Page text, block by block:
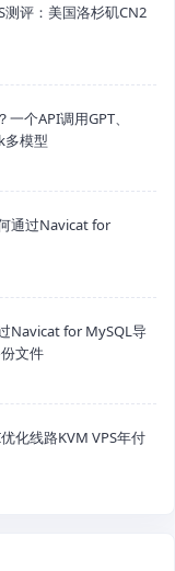
评：美国洛杉矶CN2
个API调用GPT、
多模型
通过Navicat for
Navicat for MySQL导
文件
化线路KVM VPS年付